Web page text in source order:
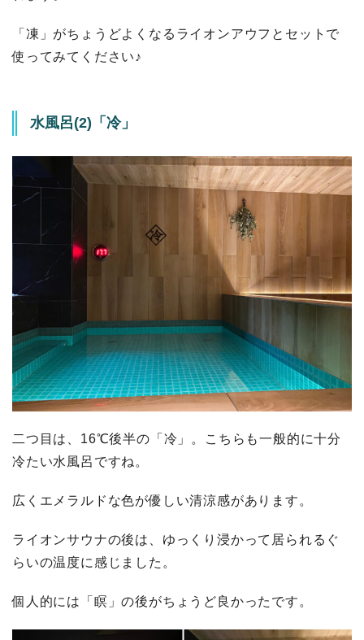
「凍」がちょうどよくなるライオンアウフとセットで
使ってみてください♪
水風呂(2)「冷」
二つ目は、16℃後半の「冷」。こちらも一般的に十分
冷たい水風呂ですね。
広くエメラルドな色が優しい清涼感があります。
ライオンサウナの後は、ゆっくり浸かって居られるぐ
らいの温度に感じました。
個人的には「瞑」の後がちょうど良かったです。